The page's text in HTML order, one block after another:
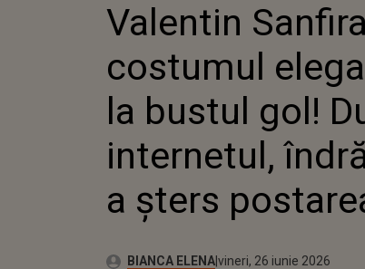
Valentin
costumul
la bustul gol!
internetul,
a șters
Autor:BIANCA ELENAPublicat:
vineri, 26 iunie 2026